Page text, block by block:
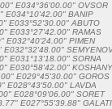
E034°36'00.00" OVSOR
E034°10'42.00" BANIP
E033°52'30.00" ABUTO
E033°27'42.00" RAMAS
E032°40'24.00" PIMEN
E032°32'48.00"
E031°13'18.00" SORNA
E030°58'42.00" KOSHANY
E029°45'30.00" GOROS
E028°43'50.00" LAVDA
E028°09'06.00" SORET
E027°55'39.88"